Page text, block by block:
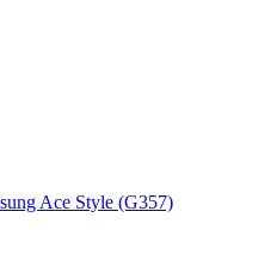
Ace Style (G357)